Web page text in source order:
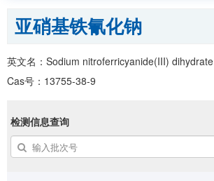
亚硝基铁氰化钠
英文名：Sodium nitroferricyanide(III) dihydrate
Cas号：13755-38-9
检测信息查询